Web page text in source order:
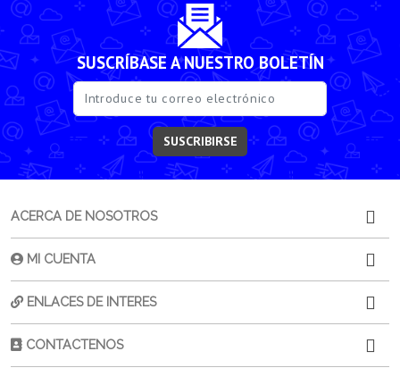
SUSCRÍBASE A NUESTRO BOLETÍN
SUSCRIBIRSE
ACERCA DE NOSOTROS
MI CUENTA
ENLACES DE INTERES
CONTACTENOS